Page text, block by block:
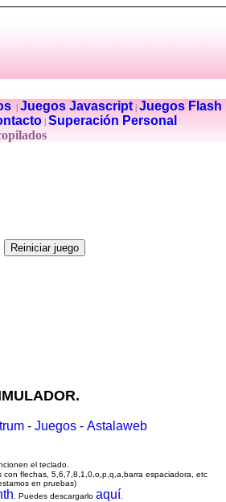
| Juegos Javascript| Juegos Flash
Superación Personal
- Juegos - Astalaweb
el teclado.
flechas, 5,6,7,8,1,0,o,p,q,a,barra espaciadora, etc
en pruebas)
. Puedes descargarlo aquí